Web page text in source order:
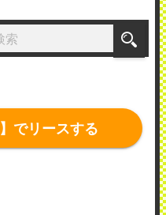
でリースする